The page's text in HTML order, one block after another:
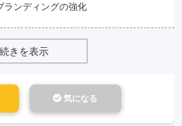
ランディングの強化
続きを表示
気になる